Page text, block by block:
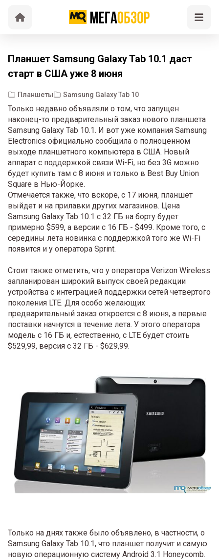
Планшет Samsung Galaxy Tab 10.1 даст
старт в США уже 8 июня
Планшеты Samsung Galaxy Tab 10
Только недавно объявляли о том, что запущен
наконец-то предварительный заказ нового планшета
Samsung Galaxy Tab 10.1. И вот уже компания Samsung
Electronics официально сообщила о полноценном
выходе планшетного компьютера в США. Новый
аппарат с поддержкой связи Wi-Fi, но без 3G можно
будет купить там с 8 июня и только в Best Buy Union
Square в Нью-Йорке.
Отмечается также, что вскоре, с 17 июня, планшет
выйдет и на прилавки других магазинов. Цена
Samsung Galaxy Tab 10.1 с 32 ГБ на борту будет
примерно $599, а версии с 16 ГБ - $499. Кроме того, с
середины лета новинка с поддержкой того же Wi-Fi
появится и у оператора Sprint.
Стоит также отметить, что у оператора Verizon Wireless
запланирован широкий выпуск своей редакции
устройства с интеграцией поддержки сетей четвертого
поколения LTE. Для особо желающих
предварительный заказ откроется с 8 июня, а первые
поставки начнутся в течение лета. У этого оператора
модель с 16 ГБ и, естественно, с LTE будет стоить
$529,99, версия с 32 ГБ - $629,99.
Только на днях также было объявлено, в частности, о
Samsung Galaxy Tab 10.1, что планшет получит и самую
новую операционную систему Android 3.1 Honeycomb.